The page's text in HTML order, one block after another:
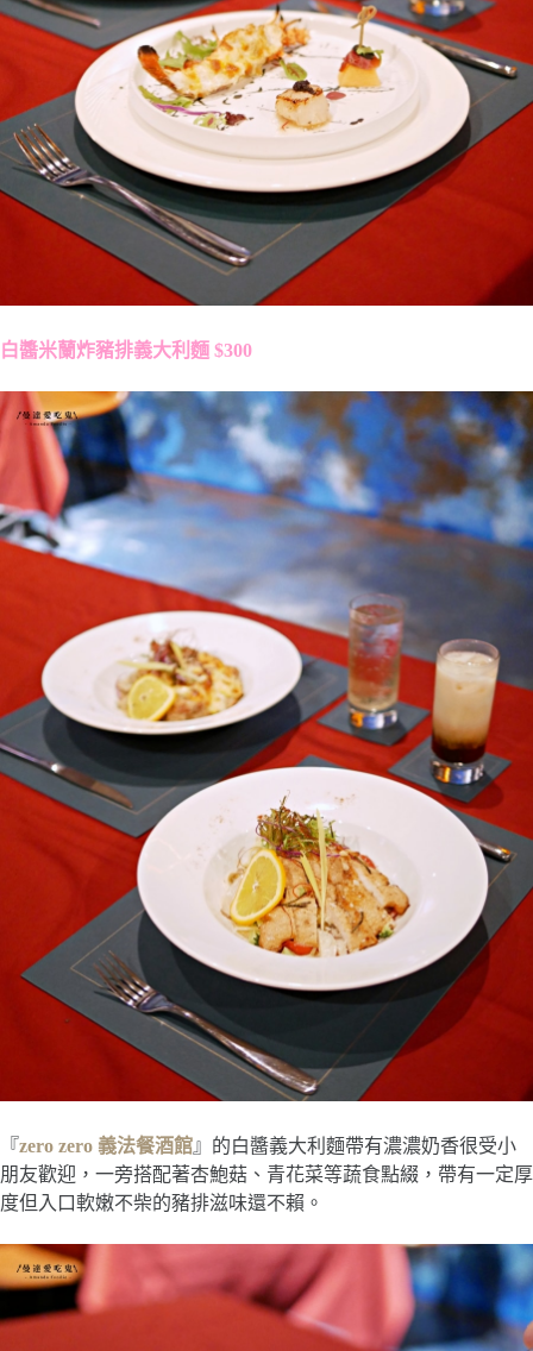
白醬米蘭炸豬排義大利麵 $300
『zero zero 義法餐酒館』的白醬義大利麵帶有濃濃奶香很受小
朋友歡迎，一旁搭配著杏鮑菇、青花菜等蔬食點綴，帶有一定厚
度但入口軟嫩不柴的豬排滋味還不賴。